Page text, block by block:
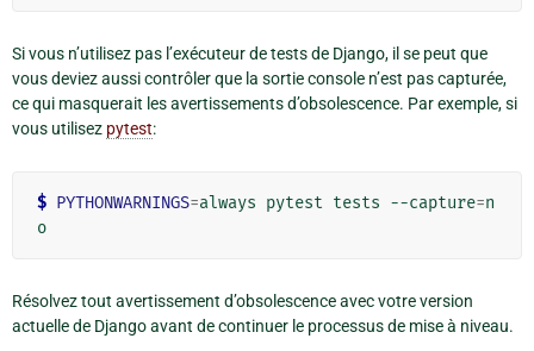
Si vous n’utilisez pas l’exécuteur de tests de Django, il se peut que
vous deviez aussi contrôler que la sortie console n’est pas capturée,
ce qui masquerait les avertissements d’obsolescence. Par exemple, si
vous utilisez pytest:
$ PYTHONWARNINGS=always pytest tests --capture=n
Résolvez tout avertissement d’obsolescence avec votre version
actuelle de Django avant de continuer le processus de mise à niveau.